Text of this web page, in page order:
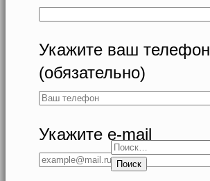
НАЙТИ:
Укажите ваш телефон
(обязательно)
Укажите e-mail